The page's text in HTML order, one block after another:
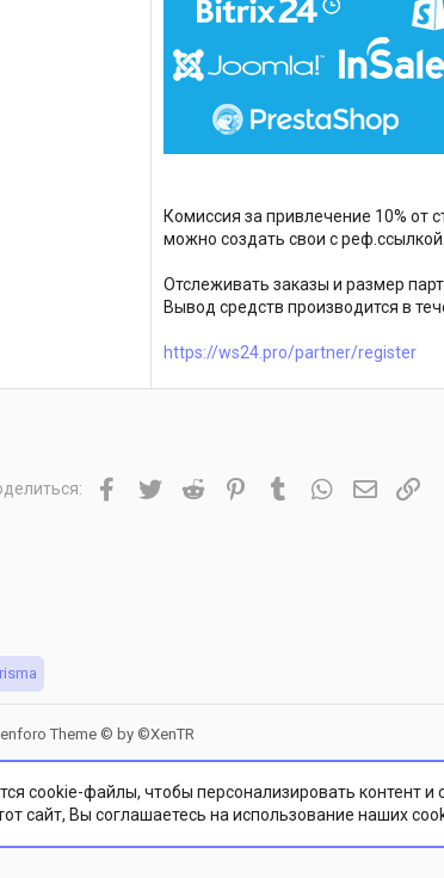
Комиссия за привлечение 10% от
можно создать свои с
Отслеживать заказы и размер
Вывод средств производится в
https://ws24.pro/partner/register
Facebook
TwitterReddit PinterestTumblrWhatsApp
Theme © by ©XenTR
cookie-файлы, чтобы персонализировать контент и
сайт, Вы соглашаетесь на использование наших